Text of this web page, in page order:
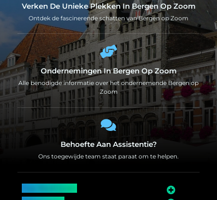
Verken De Unieke Plekken In Bergen Op Zoom
Ontdek de fascinerende schatten van Bergen op Zoom
Ondernemingen In Bergen Op Zoom
Alle benodigde informatie over het ondernemende Bergen op
Zoom
Behoefte Aan Assistentie?
Ons toegewijde team staat paraat om te helpen.